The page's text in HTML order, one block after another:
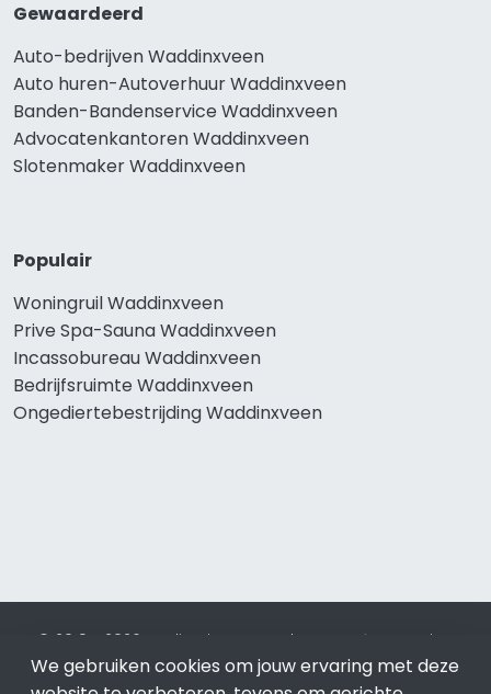
Gewaardeerd
Auto-bedrijven Waddinxveen
Auto huren-Autoverhuur Waddinxveen
Banden-Bandenservice Waddinxveen
Advocatenkantoren Waddinxveen
Slotenmaker Waddinxveen
Populair
Woningruil Waddinxveen
Prive Spa-Sauna Waddinxveen
Incassobureau Waddinxveen
Bedrijfsruimte Waddinxveen
Ongediertebestrijding Waddinxveen
© 2019 - 2026 Realisatie en SEO door SEO-bureau
Lion
Internet. Betaal alleen voor bewezen resultaten?SEO
optimalisatie No Cure No Pay.Waddinxveenis onderdeel
We gebruiken cookies om jouw ervaring met deze